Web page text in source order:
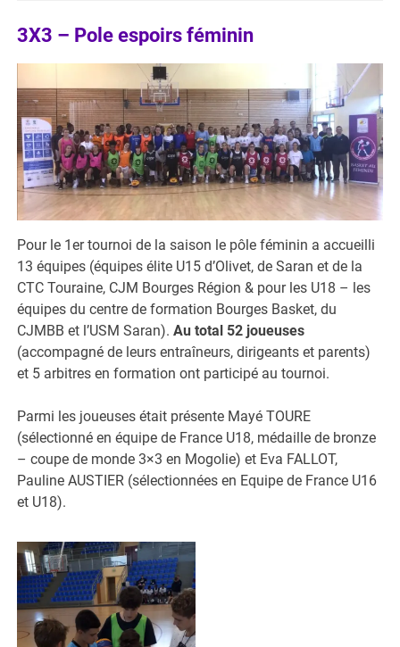
3X3 – Pole espoirs féminin
Pour le 1er tournoi de la saison le pôle féminin a accueilli
13 équipes (équipes élite U15 d’Olivet, de Saran et de la
CTC Touraine, CJM Bourges Région & pour les U18 – les
équipes du centre de formation Bourges Basket, du
CJMBB et l’USM Saran).Au total 52 joueuses
(accompagné de leurs entraîneurs, dirigeants et parents)
et 5 arbitres en formation ont participé au tournoi.
Parmi les joueuses était présente Mayé TOURE
(sélectionné en équipe de France U18, médaille de bronze
– coupe de monde 3×3 en Mogolie) et Eva FALLOT,
Pauline AUSTIER (sélectionnées en Equipe de France U16
et U18).